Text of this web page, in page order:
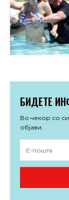
БИДЕТЕ
Во чекор со
објави.